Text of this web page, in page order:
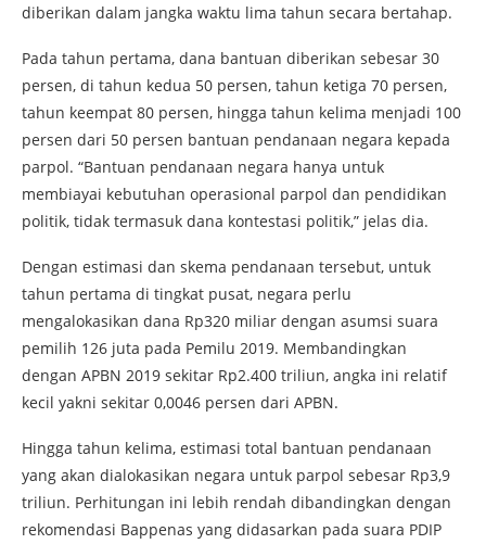
diberikan dalam jangka waktu lima tahun secara bertahap.
Pada tahun pertama, dana bantuan diberikan sebesar 30
persen, di tahun kedua 50 persen, tahun ketiga 70 persen,
tahun keempat 80 persen, hingga tahun kelima menjadi 100
persen dari 50 persen bantuan pendanaan negara kepada
parpol. “Bantuan pendanaan negara hanya untuk
membiayai kebutuhan operasional parpol dan pendidikan
politik, tidak termasuk dana kontestasi politik,” jelas dia.
Dengan estimasi dan skema pendanaan tersebut, untuk
tahun pertama di tingkat pusat, negara perlu
mengalokasikan dana Rp320 miliar dengan asumsi suara
pemilih 126 juta pada Pemilu 2019. Membandingkan
dengan APBN 2019 sekitar Rp2.400 triliun, angka ini relatif
kecil yakni sekitar 0,0046 persen dari APBN.
Hingga tahun kelima, estimasi total bantuan pendanaan
yang akan dialokasikan negara untuk parpol sebesar Rp3,9
triliun. Perhitungan ini lebih rendah dibandingkan dengan
rekomendasi Bappenas yang didasarkan pada suara PDIP